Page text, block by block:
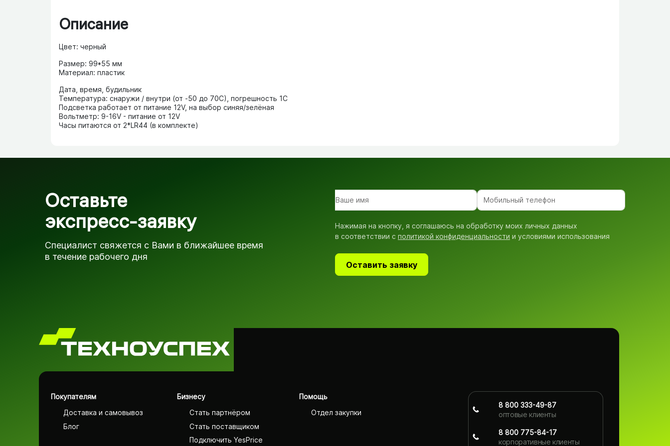
Описание
Цвет: черный
Размер: 99*55 мм
Материал: пластик
Дата, время, будильник
Температура: снаружи / внутри (от -50 до 70С), погрешность 1С
Подсветка работает от питание 12V, на выбор синяя/зелёная
Вольтметр: 9-16V - питание от 12V
Часы питаются от 2*LR44 (в комплекте)
Оставьте
экспресс-заявку
Специалист свяжется с Вами в ближайшее время
в течение рабочего дня
Нажимая на кнопку, я соглашаюсь на обработку моих личных данных
в соответствии с политикой конфиденциальности и условиями использования
Оставить заявку
Покупателям
Доставка и самовывоз
Блог
Бизнесу
Стать партнёром
Стать поставщиком
Подключить YesPrice
Помощь
Отдел закупки
8 800 333-49-87
оптовые клиенты
8 800 775-84-17
корпоративные клиенты